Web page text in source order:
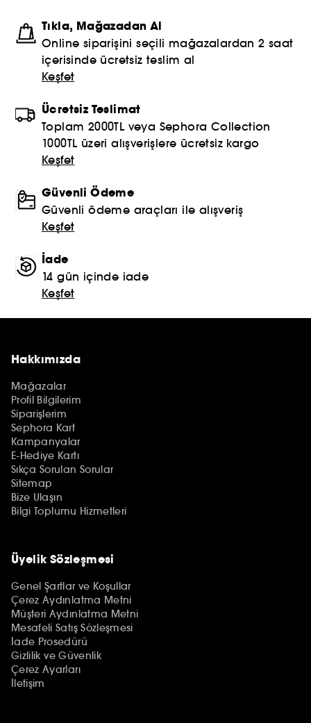
Tıkla, Mağazadan Al
Online siparişini seçili mağazalardan 2 saat
içerisinde ücretsiz teslim al
Keşfet
Ücretsiz Teslimat
Toplam 2000TL veya Sephora Collection
1000TL üzeri alışverişlere ücretsiz kargo
Keşfet
Güvenli Ödeme
Güvenli ödeme araçları ile alışveriş
Keşfet
İade
14 gün içinde iade
Keşfet
Hakkımızda
Mağazalar
Profil Bilgilerim
Siparişlerim
Sephora Kart
Kampanyalar
E-Hediye Kartı
Sıkça Sorulan Sorular
Sitemap
Bize Ulaşın
Bilgi Toplumu Hizmetleri
Üyelik Sözleşmesi
Genel Şartlar ve Koşullar
Çerez Aydınlatma Metni
Müşteri Aydınlatma Metni
Mesafeli Satış Sözleşmesi
İade Prosedürü
Gizlilik ve Güvenlik
Çerez Ayarları
İletişim